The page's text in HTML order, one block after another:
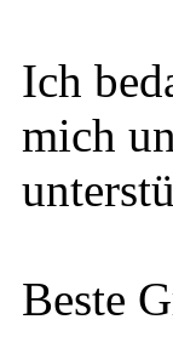
Ich
mich
Beste